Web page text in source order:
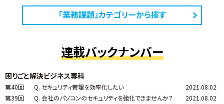
「業務課題」カテゴリーから探す
連載バックナンバー
困りごと解決ビジネス専科
第40回 Q. セキュリティ管理を効率化したい
2021.08.02
第39回
Q. 会社のパソコンのセキュリティを強化できませんか？
2021.08.02